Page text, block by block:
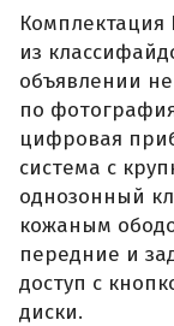
Комплектация
из
объявлении не
по
цифровая
система с
однозонный
кожаным
передние и
доступ с
диски.